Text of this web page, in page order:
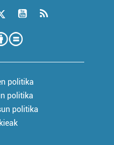
politika
politika
politika